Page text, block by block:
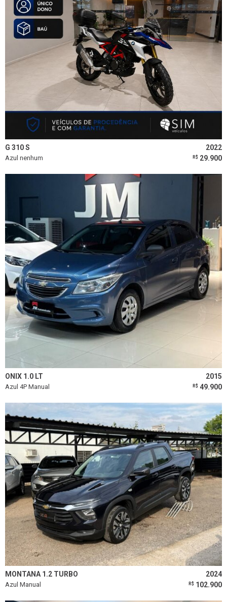
G 310 S 2022
Azul nenhum R$ 29.900
ONIX 1.0 LT 2015
Azul 4P Manual R$ 49.900
MONTANA 1.2 TURBO 2024
Azul Manual R$ 102.900